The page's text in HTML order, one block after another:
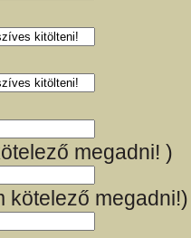
megadni! )
kötelező megadni!)